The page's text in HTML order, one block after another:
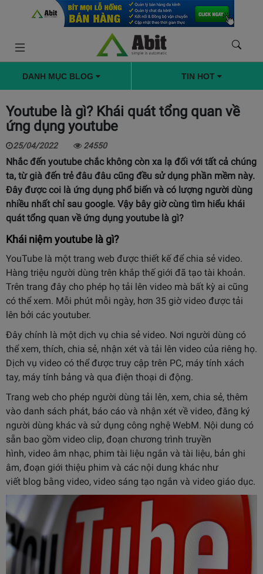
DANH MỤC BLOG TIN HOT
Youtube là gì? Khái quát tổng quan về
ứng dụng youtube
25/04/2022 24550
Nhắc đến youtube chắc không còn xa lạ đối với tất cả chúng
ta, từ già đến trẻ đâu đâu cũng đều sử dụng phần mềm này.
Đây được coi là ứng dụng phổ biến và có lượng người dùng
nhiều nhất chỉ sau google. Vậy bây giờ cùng tìm hiểu khái
quát tổng quan về ứng dụng youtube là gì?
Khái niệm youtube là gì?
YouTube là một trang web được thiết kế để chia sẻ video.
Hàng triệu người dùng trên khắp thế giới đã tạo tài khoản.
Trên trang đây cho phép họ tải lên video mà bất kỳ ai cũng
có thể xem. Mỗi phút mỗi ngày, hơn 35 giờ video được tải
lên bởi các youtuber.
Đây chính là một dịch vụ chia sẻ video. Nơi người dùng có
thể xem, thích, chia sẻ, nhận xét và tải lên video của riêng họ.
Dịch vụ video có thể được truy cập trên PC, máy tính xách
tay, máy tính bảng và qua điện thoại di động.
Trang web cho phép người dùng tải lên, xem, chia sẻ, thêm
vào danh sách phát, báo cáo và nhận xét về video, đăng ký
người dùng khác và sử dụng công nghệ WebM. Nội dung có
sẵn bao gồm video clip, đoạn chương trình truyền
hình, video âm nhạc, phim tài liệu ngắn và tài liệu, bản ghi
âm, đoạn giới thiệu phim và các nội dung khác như
viết blog bằng video, video sáng tạo ngắn và video giáo dục.